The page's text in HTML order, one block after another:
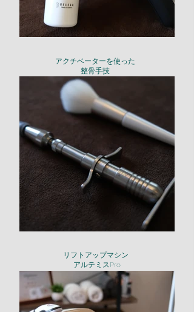
アクチベーターを使った
​整骨手技
リフトアップマシン
アルテミスPro